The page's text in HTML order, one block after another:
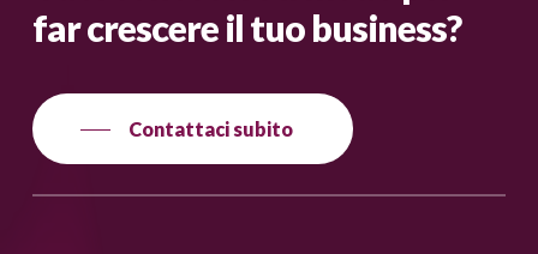
far crescere il tuo business?
Contattaci subito